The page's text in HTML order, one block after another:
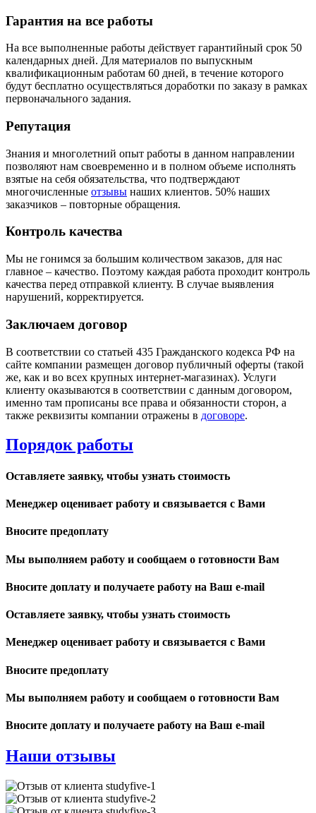
Гарантия на все работы
На все выполненные работы действует гарантийный срок 50
календарных дней. Для материалов по выпускным
квалификационным работам 60 дней, в течение которого
будут бесплатно осуществляться доработки по заказу в рамках
первоначального задания.
Репутация
Знания и многолетний опыт работы в данном направлении
позволяют нам своевременно и в полном объеме исполнять
взятые на себя обязательства, что подтверждают
многочисленные отзывы наших клиентов. 50% наших
заказчиков – повторные обращения.
Контроль качества
Мы не гонимся за большим количеством заказов, для нас
главное – качество. Поэтому каждая работа проходит контроль
качества перед отправкой клиенту. В случае выявления
нарушений, корректируется.
Заключаем договор
В соответствии со статьей 435 Гражданского кодекса РФ на
сайте компании размещен договор публичный оферты (такой
же, как и во всех крупных интернет-магазинах). Услуги
клиенту оказываются в соответствии с данным договором,
именно там прописаны все права и обязанности сторон, а
также реквизиты компании отражены в договоре.
Порядок работы
Оставляете заявку, чтобы узнать стоимость
Менеджер оценивает работу и связывается с Вами
Вносите предоплату
Мы выполняем работу и сообщаем о готовности Вам
Вносите доплату и получаете работу на Ваш e-mail
Оставляете заявку, чтобы узнать стоимость
Менеджер оценивает работу и связывается с Вами
Вносите предоплату
Мы выполняем работу и сообщаем о готовности Вам
Вносите доплату и получаете работу на Ваш e-mail
Наши отзывы